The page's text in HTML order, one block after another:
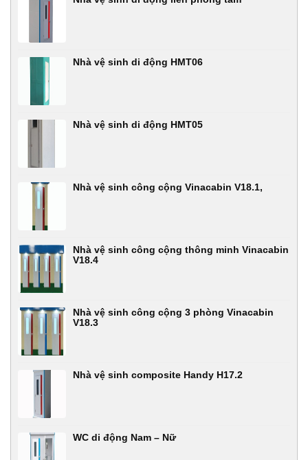
Nhà vệ sinh di động HMT06
Nhà vệ sinh di động HMT05
Nhà vệ sinh công cộng Vinacabin V18.1,
Nhà vệ sinh công cộng thông minh Vinacabin
V18.4
Nhà vệ sinh công cộng 3 phòng Vinacabin
V18.3
Nhà vệ sinh composite Handy H17.2
WC di động Nam – Nữ